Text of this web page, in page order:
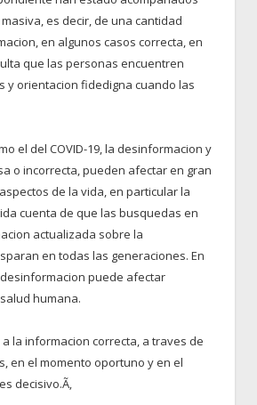
es decir, de una cantidad
en algunos casos correcta, en
que las personas encuentren
y orientacion fidedigna cuando las
el del COVID-19, la desinformacion y
o incorrecta, pueden afectar en gran
de la vida, en particular la
cuenta de que las busquedas en
actualizada sobre la
en todas las generaciones. En
puede afectar
humana.
la informacion correcta, a traves de
en el momento oportuno y en el
decisivo.Ã‚